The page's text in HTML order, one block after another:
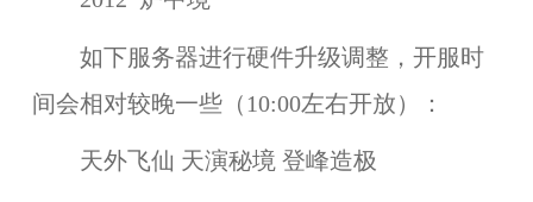
如下服务器进行硬件升级调整，开服时
间会相对较晚一些（10:00左右开放）：
天外飞仙 天演秘境 登峰造极